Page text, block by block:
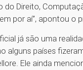
Direito,
por aí”, apontou o
já são uma
alguns países
Ele ainda